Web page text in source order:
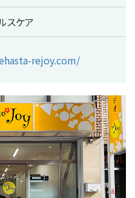
スケア
rejoy.com/